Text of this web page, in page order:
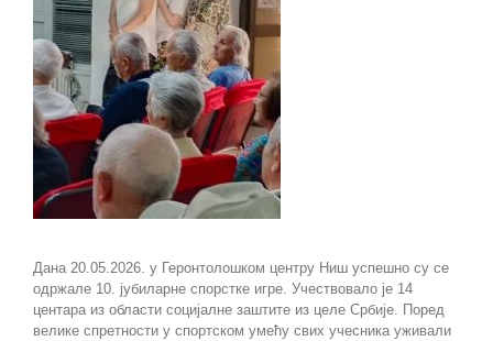
Дана 20.05.2026. у Геронтолошком центру Ниш успешно су се
одржале 10. јубиларне спорстке игре. Учествовало је 14
центара из области социјалне заштите из целе Србије. Поред
велике спретности у спортском умећу свих учесника уживали